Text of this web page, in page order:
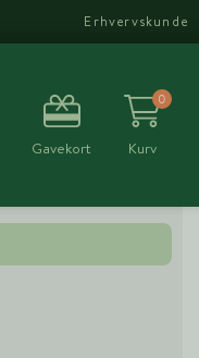
Erhvervskunde
Gavekort
0
Kurv